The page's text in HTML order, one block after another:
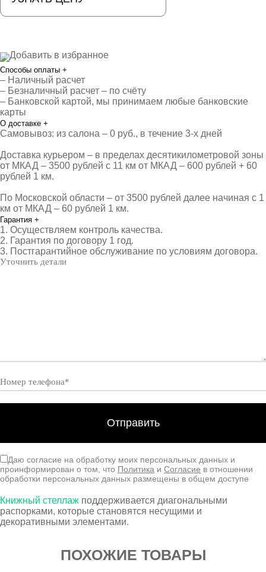
Добавить в избранное
Способы оплаты +
– Наличный расчет
– Безналичный расчет – по счёту
– Банковской картой, мы принимаем любые банковские
карты
О доставке +
Самовывоз: из салона – 0 руб., в течение 3-х дней
Доставка курьером – в пределах десятикилометровой зоны
от МКАД – 3500 рублей с 11 км от МКАД – 600 рублей + 60
рублей 1 км.
По Московской области – от 3500 рублей далее начиная с 1
км от МКАД – 60 рублей 1 км.
Гарантия +
1. Осуществляем контроль качества.
2. Гарантия по договору 1 год.
3. Постгарантийное обслуживание по условиям договора.
Даю согласие на обработку моих персональных данных и
проинформирован о том, что Политика и Согласие в отношении
обработки персональных данных размещены в общем доступе
Книжный стеллаж поддерживается диагональными
распорками, которые становятся несущими и
декоративными элементами.
ПОХОЖИЕ ТОВАРЫ